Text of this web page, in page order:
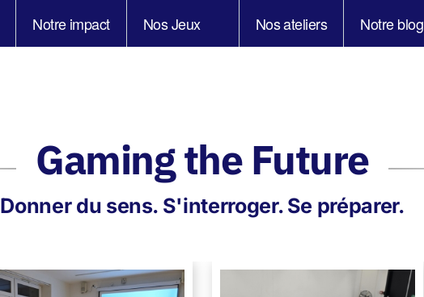
Notre impact Nos Jeux Nos ateliers Notre blog
Gaming the Future
Donner du sens. S'interroger. Se préparer.